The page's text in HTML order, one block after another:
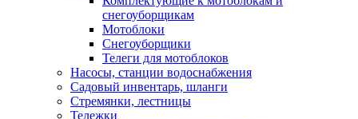
снегоуборщикам
Мотоблоки
Снегоуборщики
Телеги для мотоблоков
Насосы, станции водоснабжения
Садовый инвентарь, шланги
Стремянки, лестницы
Тележки